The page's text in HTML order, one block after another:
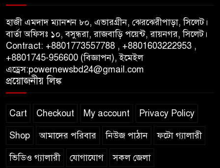
গণবিজ্ঞপ্তি নিয়ে সিলেট অনলাইন
প্রেসক্লাবে বিশ্ব মুক্ত গণমাধ্যম দিবসে
সমালোচনা
সিলেটে ব্যাডমিন্টন তারকাদের
হাজী এমদাদ ম্যানশন ৮০, এভারগ্রীন, ঝেরঝেরীপাড়া, সিলেট।
বার্তা অফিসঃ ১০, বসুন্ধরা, রাজবাড়ি পয়েন্ট, রায়নগর, সিলেট।
Contract: +8801773557788 , +8801603222953 ,
+8801745-956600 (বিজ্ঞাপন), ইমেইল
এড্রেস:powernewsbd24@gmail.com
প্রয়োজনীয় লিঙ্ক
Cart Checkout My account Privacy Policy
Shop আমাদের পরিবার নিউজ পাঠান ফটো গ্যালারী
ভিডিও গ্যালারী যোগাযোগ সকল জেলা